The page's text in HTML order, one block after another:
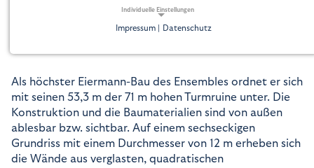
gelegene, von Egon Eiermann entworfene Glockenturm
Als höchster Eiermann-Bau des Ensembles ordnet er sich
mit seinen 53,3 m der 71 m hohen Turmruine unter. Die
Konstruktion und die Baumaterialien sind von außen
ablesbar bzw. sichtbar. Auf einem sechseckigen
Grundriss mit einem Durchmesser von 12 m erheben sich
die Wände aus verglasten, quadratischen
Individuelle Einstellungen
Website erforderlich.
Notwendige Cookies
Name:
Zweck:
Dieser Cookie speichert die ausgewählten Einverständnis-Optionen des Benutzers
Impressum | Datenschutz